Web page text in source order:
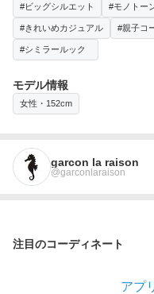
#ビッグシルエット #モノトー
#きれいめカジュアル #親子コ
#シミラールック
モデル情報
女性・152cm
garcon la raison
@garconlaraison
注目のコーディネート
アプ